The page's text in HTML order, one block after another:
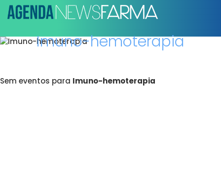
Imuno-hemoterapia
Sem eventos para Imuno-hemoterapia